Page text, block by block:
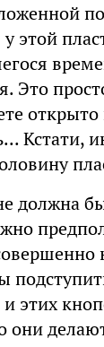
этой
Это
Кстати,
должна
этих
они